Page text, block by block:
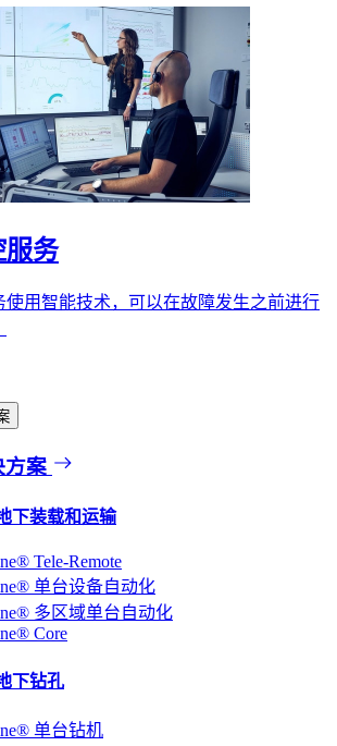
服务
使用智能技术，可以在故障发生之前进行
方案
下装载和运输
Tele-Remote
单台设备自动化
多区域单台自动化
Core
下钻孔
单台钻机